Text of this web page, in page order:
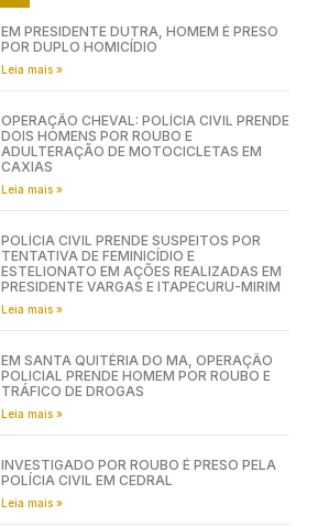
EM PRESIDENTE DUTRA, HOMEM É PRESO
POR DUPLO HOMICÍDIO
Leia mais »
OPERAÇÃO CHEVAL: POLÍCIA CIVIL PRENDE
DOIS HOMENS POR ROUBO E
ADULTERAÇÃO DE MOTOCICLETAS EM
CAXIAS
Leia mais »
POLÍCIA CIVIL PRENDE SUSPEITOS POR
TENTATIVA DE FEMINICÍDIO E
ESTELIONATO EM AÇÕES REALIZADAS EM
PRESIDENTE VARGAS E ITAPECURU-MIRIM
Leia mais »
EM SANTA QUITÉRIA DO MA, OPERAÇÃO
POLICIAL PRENDE HOMEM POR ROUBO E
TRÁFICO DE DROGAS
Leia mais »
INVESTIGADO POR ROUBO É PRESO PELA
POLÍCIA CIVIL EM CEDRAL
Leia mais »